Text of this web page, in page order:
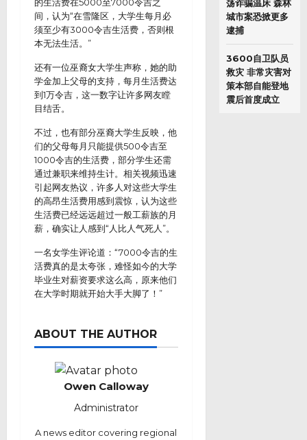
间，认为“在雪隆区，大学生每月必
须至少有3000令吉生活费，否则根
本无法生活。”
还有一位巫裔女大学生声称，她的助
学金加上父母的支持，每月生活费达
到1万令吉，这一数字让许多网友瞠
目结舌。
不过，也有部分巫裔大学生反映，他
们的父母每月只能提供500令吉至
1000令吉的生活费，部分学生还需
通过兼职来维持生计。相关视频迅速
引起网友热议，许多人对这些大学生
的高昂生活费用感到震惊，认为这些
生活费已经远远超过一般工薪族的月
薪，确实让人感到“人比人气死人”。
一名女学生评论道：“7000令吉的生
活费真的是太夸张，难怪如今的大学
毕业生对薪资要求这么高，原来他们
在大学时期就开始大手大脚了！”
ABOUT THE AUTHOR
Owen Calloway
Administrator
A news editor covering regional
荡诈骗温床 森林
城市案恐掀更多
逮捕
3600自卫队员
救灾 非常灾害对
策本部自能登地
震后首度成立